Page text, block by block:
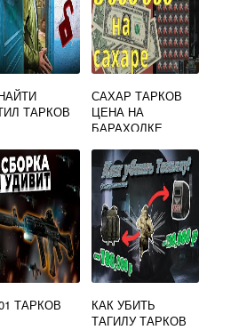
ТАРКОВ
САХАР ТАРКОВ
ЦЕНА НА
БАРАХОЛКЕ
ТАРКОВ
КАК УБИТЬ
ТАГИЛУ ТАРКОВ